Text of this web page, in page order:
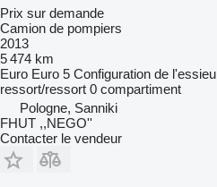
Prix sur demande
Camion de pompiers
2013
5 474 km
Euro Euro 5 Configuration de l'essieu
ressort/ressort 0 compartiment
Pologne, Sanniki
FHUT ,,NEGO''
Contacter le vendeur